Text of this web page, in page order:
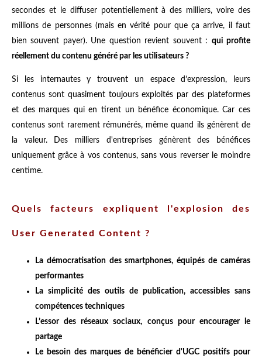
secondes et le diffuser potentiellement à des milliers, voire des
millions de personnes (mais en vérité pour que ça arrive, il faut
bien souvent payer). Une question revient souvent : qui profite
réellement du contenu généré par les utilisateurs ?
Si les internautes y trouvent un espace d’expression, leurs
contenus sont quasiment toujours exploités par des plateformes
et des marques qui en tirent un bénéfice économique. Car ces
contenus sont rarement rémunérés, même quand ils génèrent de
la valeur. Des milliers d'entreprises génèrent des bénéfices
uniquement grâce à vos contenus, sans vous reverser le moindre
centime.
Quels facteurs expliquent l'explosion des
User Generated Content ?
La démocratisation des smartphones, équipés de caméras
performantes
La simplicité des outils de publication, accessibles sans
compétences techniques
L’essor des réseaux sociaux, conçus pour encourager le
partage
Le besoin des marques de bénéficier d'UGC positifs pour